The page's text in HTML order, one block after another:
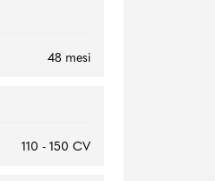
48 mesi
110 - 150 CV